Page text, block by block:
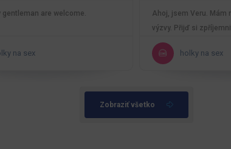
gentleman are welcome.
na sex
Ahoj, jsem Veru. Mám
výzvy. Přijď si
čem…
holky na sex
Zobraziť všetko